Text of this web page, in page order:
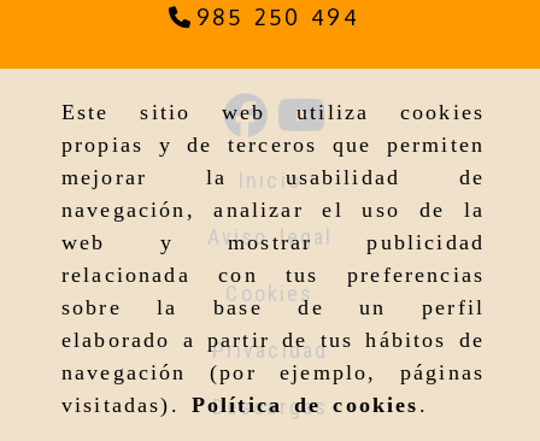
Este sitio web utiliza cookies
propias y de terceros que permiten
mejorar la usabilidad de
navegación, analizar el uso de la
web y mostrar publicidad
relacionada con tus preferencias
sobre la base de un perfil
elaborado a partir de tus hábitos de
navegación (por ejemplo, páginas
visitadas). Política de cookies .
985 250 494
Inicio
Aviso legal
Cookies
Privacidad
Descargas